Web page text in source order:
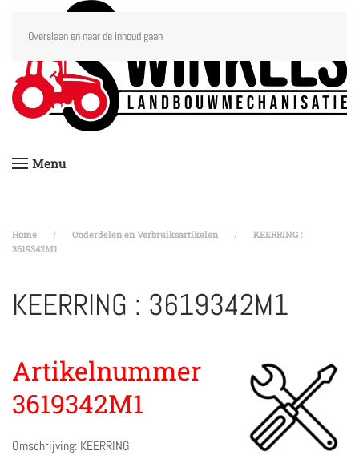
Overslaan en naar de inhoud gaan
Menu
Home Onderdelen en Verbruiksartikelen
KEERRING :
3619342M1
KEERRING : 3619342M1
Artikelnummer
3619342M1
Omschrijving: KEERRING